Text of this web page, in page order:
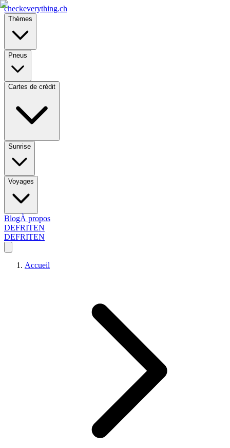
checkeverything.ch
Thèmes
Pneus
Cartes de crédit
Sunrise
Voyages
BlogÀ propos
DEFRITEN
DEFRITEN
Accueil